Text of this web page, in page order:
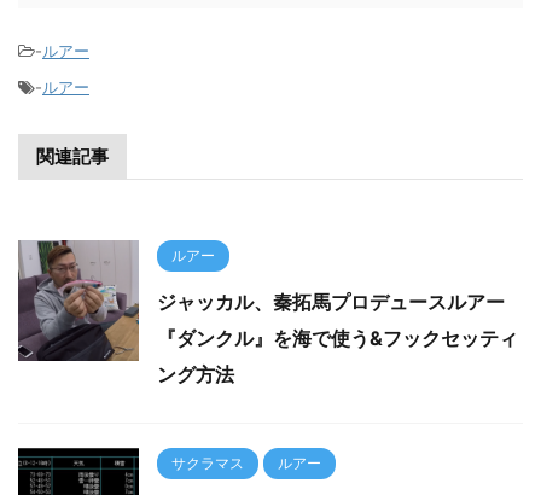
-ルアー
-ルアー
関連記事
ルアー
ジャッカル、秦拓馬プロデュースルアー
『ダンクル』を海で使う&フックセッティ
ング方法
サクラマス ルアー